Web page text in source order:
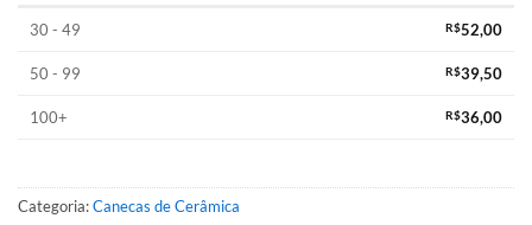
30 - 49 R$52,00
50 - 99 R$39,50
100+ R$36,00
Categoria:Canecas de Cerâmica